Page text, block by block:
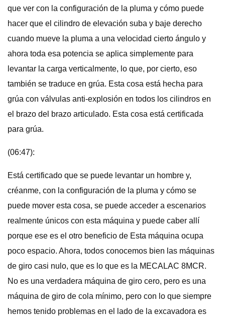
que ver con la configuración de la pluma y cómo puede
hacer que el cilindro de elevación suba y baje derecho
cuando mueve la pluma a una velocidad cierto ángulo y
ahora toda esa potencia se aplica simplemente para
levantar la carga verticalmente, lo que, por cierto, eso
también se traduce en grúa. Esta cosa está hecha para
grúa con válvulas anti-explosión en todos los cilindros en
el brazo del brazo articulado. Esta cosa está certificada
para grúa.
(06:47):
Está certificado que se puede levantar un hombre y,
créanme, con la configuración de la pluma y cómo se
puede mover esta cosa, se puede acceder a escenarios
realmente únicos con esta máquina y puede caber allí
porque ese es el otro beneficio de Esta máquina ocupa
poco espacio. Ahora, todos conocemos bien las máquinas
de giro casi nulo, que es lo que es la MECALAC 8MCR.
No es una verdadera máquina de giro cero, pero es una
máquina de giro de cola mínimo, pero con lo que siempre
hemos tenido problemas en el lado de la excavadora es